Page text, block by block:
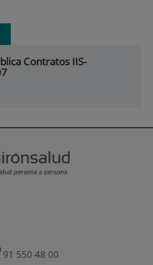
Contratos IIS-
91 550 48 00